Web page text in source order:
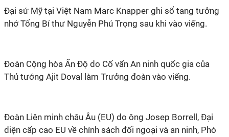
Đại sứ Mỹ tại Việt Nam Marc Knapper ghi sổ tang tưởng
nhớ Tổng Bí thư Nguyễn Phú Trọng sau khi vào viếng.
Đoàn Cộng hòa Ấn Độ do Cố vấn An ninh quốc gia của
Thủ tướng Ajit Doval làm Trưởng đoàn vào viếng.
Đoàn Liên minh châu Âu (EU) do ông Josep Borrell, Đại
diện cấp cao EU về chính sách đối ngoại và an ninh, Phó